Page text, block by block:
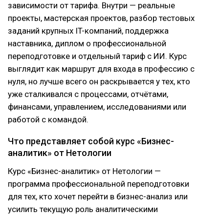
зависимости от тарифа. Внутри — реальные
проекты, мастерская проектов, разбор тестовых
заданий крупных IT-компаний, поддержка
наставника, диплом о профессиональной
переподготовке и отдельный тариф с ИИ. Курс
выглядит как маршрут для входа в профессию с
нуля, но лучше всего он раскрывается у тех, кто
уже сталкивался с процессами, отчётами,
финансами, управлением, исследованиями или
работой с командой.
Что представляет собой курс «Бизнес-
аналитик» от Нетологии
Курс «Бизнес-аналитик» от Нетологии —
программа профессиональной переподготовки
для тех, кто хочет перейти в бизнес-анализ или
усилить текущую роль аналитическими